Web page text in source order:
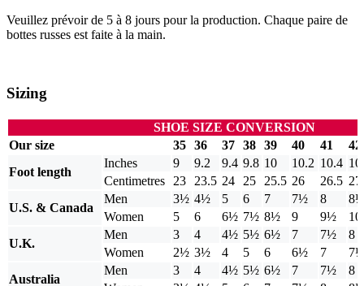
Veuillez prévoir de 5 à 8 jours pour la production. Chaque paire de
bottes russes est faite à la main.
Sizing
SHOE SIZE CONVERSION
Our size
35 36 37 38 39 40 41
42
Foot length
Inches 9 9.2 9.4 9.8 10 10.2 10.4
Centimetres
23 23.5 24 25 25.5 26 26.5 27
U.S. & Canada
Men 3½ 4½ 5 6 7 7½ 8
8½
Women
5 6 6½ 7½ 8½ 9 9½
10
U.K.
Men 3 4 4½ 5½ 6½ 7 7½
8
Women
2½ 3½ 4 5 6 6½ 7
7½
Australia
Men 3 4 4½ 5½ 6½ 7 7½
8